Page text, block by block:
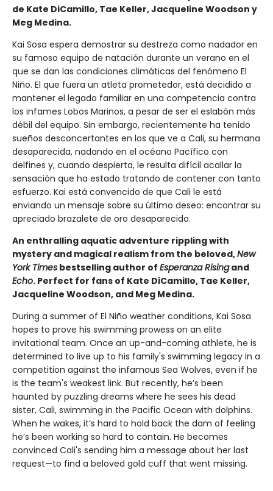
de Kate DiCamillo, Tae Keller, Jacqueline Woodson y
Meg Medina.
Kai Sosa espera demostrar su destreza como nadador en
su famoso equipo de natación durante un verano en el
que se dan las condiciones climáticas del fenómeno El
Niño. El que fuera un atleta prometedor, está decidido a
mantener el legado familiar en una competencia contra
los infames Lobos Marinos, a pesar de ser el eslabón más
débil del equipo. Sin embargo, recientemente ha tenido
sueños desconcertantes en los que ve a Cali, su hermana
desaparecida, nadando en el océano Pacífico con
delfines y, cuando despierta, le resulta difícil acallar la
sensación que ha estado tratando de contener con tanto
esfuerzo. Kai está convencido de que Cali le está
enviando un mensaje sobre su último deseo: encontrar su
apreciado brazalete de oro desaparecido.
An enthralling aquatic adventure rippling with
mystery and magical realism from the beloved,New
York Times bestselling author of Esperanza Risingand
Echo. Perfect for fans of Kate DiCamillo, Tae Keller,
Jacqueline Woodson, and Meg Medina.
During a summer of El Niño weather conditions, Kai Sosa
hopes to prove his swimming prowess on an elite
invitational team. Once an up-and-coming athlete, he is
determined to live up to his family's swimming legacy in a
competition against the infamous Sea Wolves, even if he
is the team's weakest link. But recently, he’s been
haunted by puzzling dreams where he sees his dead
sister, Cali, swimming in the Pacific Ocean with dolphins.
When he wakes, it’s hard to hold back the dam of feeling
he’s been working so hard to contain. He becomes
convinced Cali's sending him a message about her last
request—to find a beloved gold cuff that went missing.